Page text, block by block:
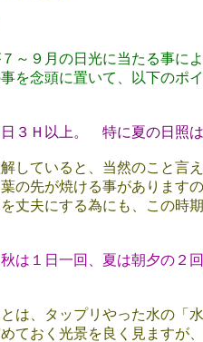
～９月の日光に当たる事に
を念頭に置いて、以下のポ
日３Ｈ以上。 特に夏の日照
していると、当然のこと言
の先が焼ける事があります
丈夫にする為にも、この時
は１日一回、夏は朝夕の２
は、タップリやった水の「
ておく光景を良く見ますが